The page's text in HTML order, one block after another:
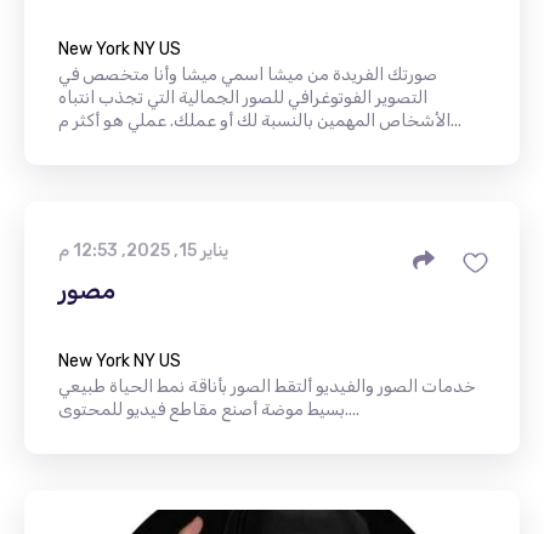
New York NY US
صورتك الفريدة من ميشا اسمي ميشا وأنا متخصص في
التصوير الفوتوغرافي للصور الجمالية التي تجذب انتباه
الأشخاص المهمين بالنسبة لك أو عملك. عملي هو أكثر م...
يناير 15, 2025, 12:53 م
مصور
New York NY US
خدمات الصور والفيديو ألتقط الصور بأناقة نمط الحياة طبيعي
بسيط موضة أصنع مقاطع فيديو للمحتوى....